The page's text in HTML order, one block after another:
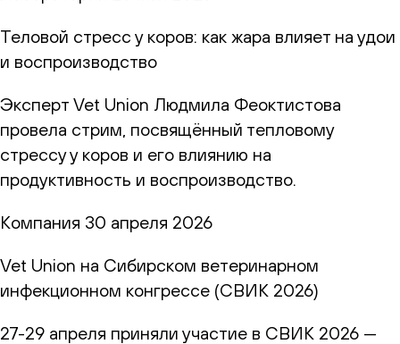
Теловой стресс у коров: как жара влияет на удои
и воспроизводство
Эксперт Vet Union Людмила Феоктистова
провела стрим, посвящённый тепловому
стрессу у коров и его влиянию на
продуктивность и воспроизводство.
Компания 30 апреля 2026
Vet Union на Сибирском ветеринарном
инфекционном конгрессе (СВИК 2026)
27-29 апреля приняли участие в СВИК 2026 —